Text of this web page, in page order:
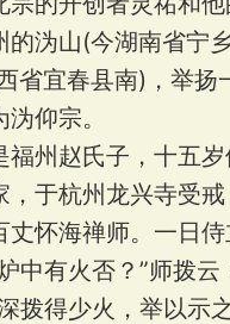
的沩山(今湖南省宁
省宜春县南)，举扬
仰宗。
州赵氏子，十五岁
，于杭州龙兴寺受
怀海禅师。一日侍
中有火否？”师拨云
拨得少火，举以示